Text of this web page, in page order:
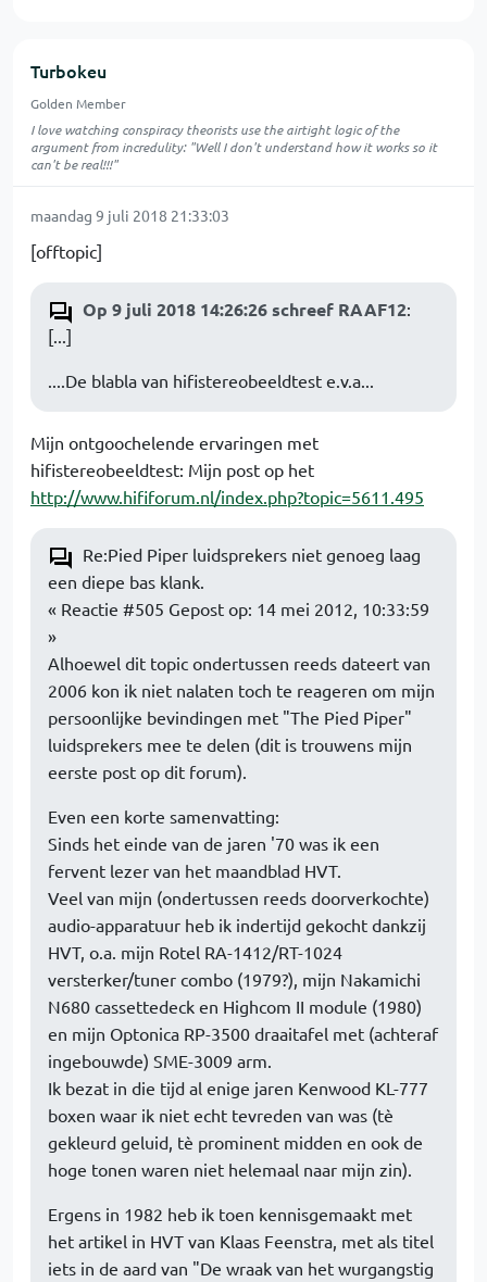
Turbokeu
Golden Member
I love watching conspiracy theorists use the airtight logic of the
argument from incredulity: "Well I don't understand how it works so it
can't be real!!!"
maandag 9 juli 2018 21:33:03
[offtopic]
Op 9 juli 2018 14:26:26 schreef RAAF12:
[...]
....De blabla van hifistereobeeldtest e.v.a...
Mijn ontgoochelende ervaringen met
hifistereobeeldtest: Mijn post op het
http://www.hififorum.nl/index.php?topic=5611.495
Re:Pied Piper luidsprekers niet genoeg laag
een diepe bas klank.
« Reactie #505 Gepost op: 14 mei 2012, 10:33:59
»
Alhoewel dit topic ondertussen reeds dateert van
2006 kon ik niet nalaten toch te reageren om mijn
persoonlijke bevindingen met "The Pied Piper"
luidsprekers mee te delen (dit is trouwens mijn
eerste post op dit forum).
Even een korte samenvatting:
Sinds het einde van de jaren '70 was ik een
fervent lezer van het maandblad HVT.
Veel van mijn (ondertussen reeds doorverkochte)
audio-apparatuur heb ik indertijd gekocht dankzij
HVT, o.a. mijn Rotel RA-1412/RT-1024
versterker/tuner combo (1979?), mijn Nakamichi
N680 cassettedeck en Highcom II module (1980)
en mijn Optonica RP-3500 draaitafel met (achteraf
ingebouwde) SME-3009 arm.
Ik bezat in die tijd al enige jaren Kenwood KL-777
boxen waar ik niet echt tevreden van was (tè
gekleurd geluid, tè prominent midden en ook de
hoge tonen waren niet helemaal naar mijn zin).
Ergens in 1982 heb ik toen kennisgemaakt met
het artikel in HVT van Klaas Feenstra, met als titel
iets in de aard van "De wraak van het wurgangstig